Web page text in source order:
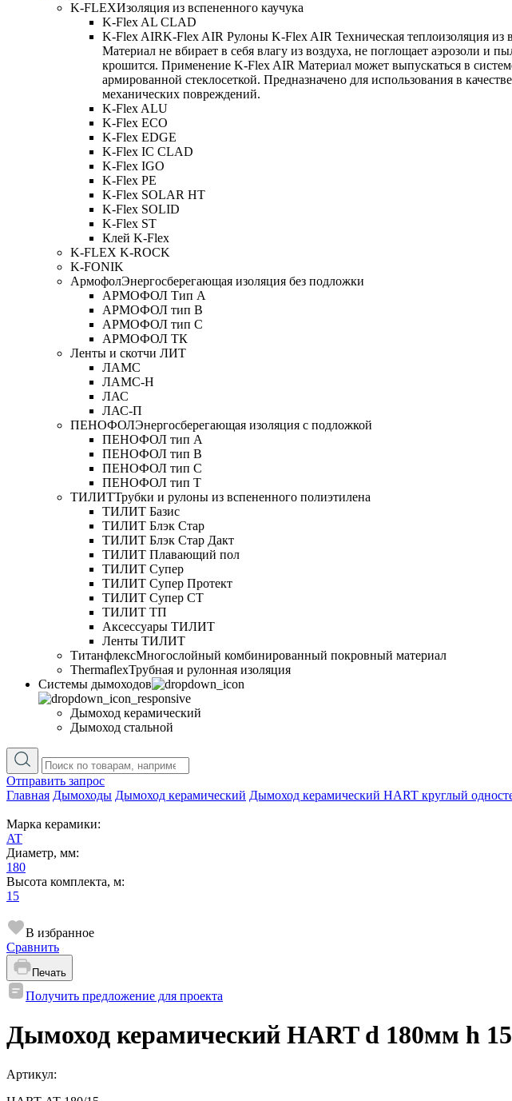
K-FLEXИзоляция из вспененного каучука
K-Flex AL CLAD
K-Flex AIRK-Flex AIR Рулоны K-Flex AIR Техническая теплоизоляция из
Материал не вбирает в себя влагу из воздуха, не поглощает аэрозоли и
крошится. Применение K-Flex AIR Материал может выпускаться в
армированной стеклосеткой. Предназначено для использования в
механических повреждений.
K-Flex ALU
K-Flex ECO
K-Flex EDGE
K-Flex IC CLAD
K-Flex IGO
K-Flex PE
K-Flex SOLAR HT
K-Flex SOLID
K-Flex ST
Клей K-Flex
K-FLEX K-ROCK
K-FONIK
АрмофолЭнергосберегающая изоляция без подложки
АРМОФОЛ Тип А
АРМОФОЛ тип В
АРМОФОЛ тип C
АРМОФОЛ ТК
Ленты и скотчи ЛИТ
ЛАМС
ЛАМС-Н
ЛАС
ЛАС-П
ПЕНОФОЛЭнергосберегающая изоляция с подложкой
ПЕНОФОЛ тип А
ПЕНОФОЛ тип B
ПЕНОФОЛ тип C
ПЕНОФОЛ тип T
ТИЛИТТрубки и рулоны из вспененного полиэтилена
ТИЛИТ Базис
ТИЛИТ Блэк Стар
ТИЛИТ Блэк Стар Дакт
ТИЛИТ Плавающий пол
ТИЛИТ Супер
ТИЛИТ Супер Протект
ТИЛИТ Супер СТ
ТИЛИТ ТП
Аксессуары ТИЛИТ
Ленты ТИЛИТ
ТитанфлексМногослойный комбинированный покровный материал
ThermaflexТрубная и рулонная изоляция
Cистемы дымоходов
Дымоход керамический
Дымоход стальной
Отправить запрос
Главная Дымоходы Дымоход керамический Дымоход керамический HART круглый
Марка керамики:
AT
Диаметр, мм:
180
Высота комплекта, м:
15
В избранное
Сравнить
Печать
Получить предложение для проекта
Дымоход керамический HART d 180мм h
Артикул: